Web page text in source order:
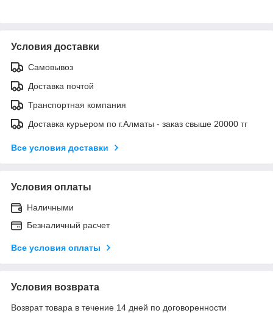
Условия доставки
Самовывоз
Доставка почтой
Транспортная компания
Доставка курьером по г.Алматы - заказ свыше 20000 тг
Все условия доставки
Условия оплаты
Наличными
Безналичный расчет
Все условия оплаты
Условия возврата
Возврат товара в течение 14 дней по договоренности